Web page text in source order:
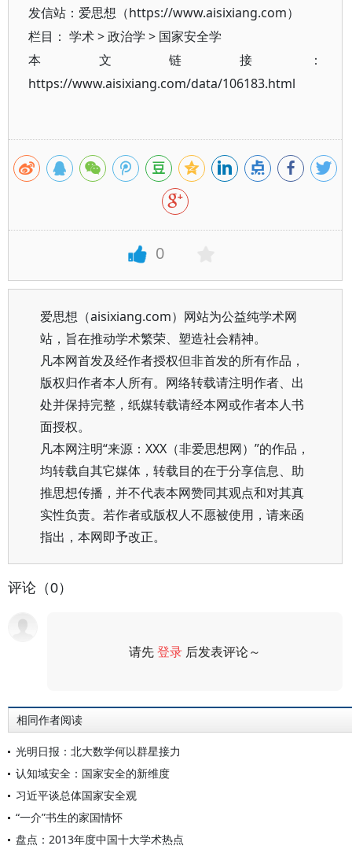
发信站：爱思想（https://www.aisixiang.com）
栏目： 学术>政治学 > 国家安全学
本文链接：
https://www.aisixiang.com/data/106183.html
0
爱思想（aisixiang.com）网站为公益纯学术网
站，旨在推动学术繁荣、塑造社会精神。
凡本网首发及经作者授权但非首发的所有作品，
版权归作者本人所有。网络转载请注明作者、出
处并保持完整，纸媒转载请经本网或作者本人书
面授权。
凡本网注明“来源：XXX（非爱思想网）”的作品，
均转载自其它媒体，转载目的在于分享信息、助
推思想传播，并不代表本网赞同其观点和对其真
实性负责。若作者或版权人不愿被使用，请来函
指出，本网即予改正。
评论（0）
请先登录 后发表评论～
相同作者阅读
光明日报：北大数学何以群星接力
认知域安全：国家安全的新维度
习近平谈总体国家安全观
“一介”书生的家国情怀
盘点：2013年度中国十大学术热点